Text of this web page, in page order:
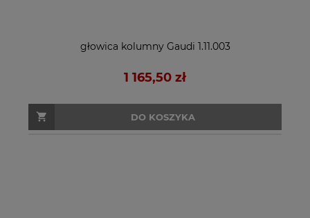
głowica kolumny Gaudi 1.11.003
1 165,50 zł
DO KOSZYKA